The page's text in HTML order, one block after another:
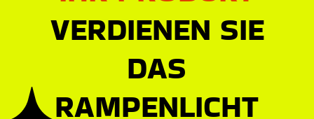
VERDIENEN SIE
DAS
RAMPENLICHT